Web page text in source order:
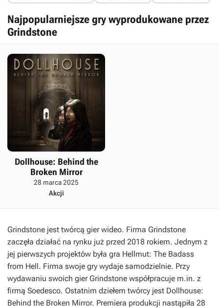
Najpopularniejsze gry wyprodukowane przez
Grindstone
Dollhouse: Behind the
Broken Mirror
28 marca 2025
Akcji
Grindstone jest twórcą gier wideo. Firma Grindstone
zaczęła działać na rynku już przed 2018 rokiem. Jednym z
jej pierwszych projektów była gra Hellmut: The Badass
from Hell. Firma swoje gry wydaje samodzielnie. Przy
wydawaniu swoich gier Grindstone współpracuje m.in. z
firmą Soedesco. Ostatnim dziełem twórcy jest Dollhouse:
Behind the Broken Mirror. Premiera produkcji nastąpiła 28